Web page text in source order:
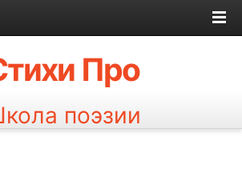
Про
поэзии